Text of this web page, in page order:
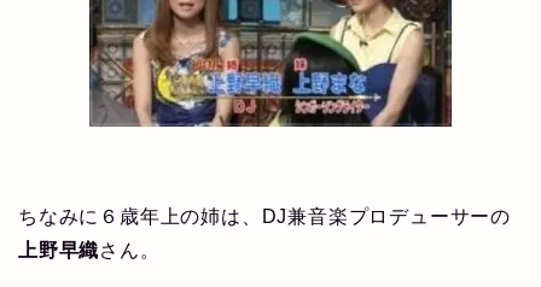
ちなみに６歳年上の姉は、DJ兼音楽プロデューサーの
上野早織さん。